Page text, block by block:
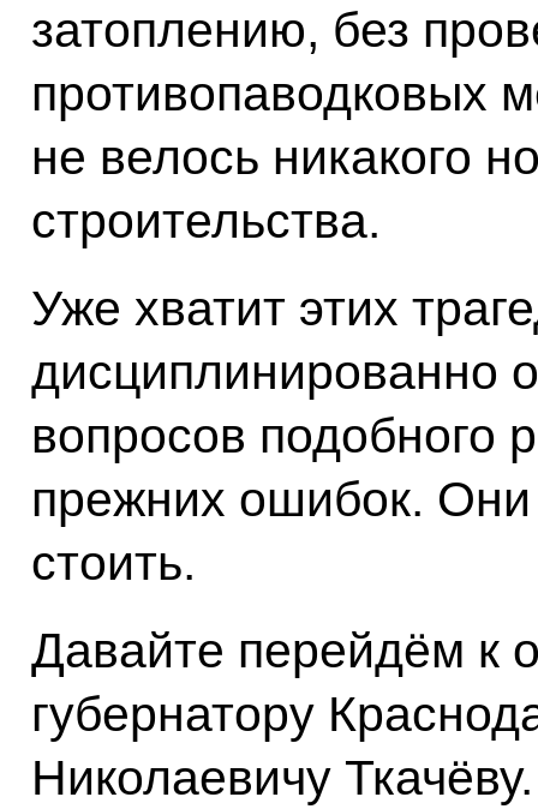
затоплению, без
противопаводковых
не велось никакого
строительства.
Уже хватит этих
дисциплинированно
вопросов подобного
прежних ошибок. Они
стоить.
Давайте перейдём к
губернатору
Николаевичу